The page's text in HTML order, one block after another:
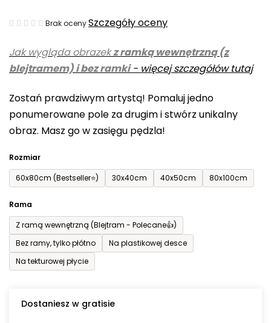
Jak wygląda obrazekz ramką wewnętrzną (z
blejtramem) i bez ramki- więcej szczegółów tutaj
Zostań prawdziwym artystą! Pomaluj jedno
ponumerowane pole za drugim i stwórz unikalny
obraz. Masz go w zasięgu pędzla!
Rozmiar
60x80cm (Bestseller⭐)
30x40cm 40x50cm 80x100cm
Rama
Z ramą wewnętrzną (Blejtram - Polecane👍)
Bez ramy, tylko płótno
Na plastikowej desce
Na tekturowej płycie
Dostaniesz w gratisie
Średnia
produktu
wynosi
na
5
gwiazdek.
Brak ocenySzczegóły oceny